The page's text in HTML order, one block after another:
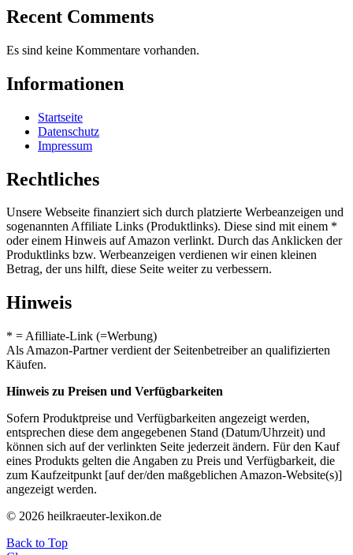
Recent Comments
Es sind keine Kommentare vorhanden.
Informationen
Startseite
Datenschutz
Impressum
Rechtliches
Unsere Webseite finanziert sich durch platzierte Werbeanzeigen und
sogenannten Affiliate Links (Produktlinks). Diese sind mit einem *
oder einem Hinweis auf Amazon verlinkt. Durch das Anklicken der
Produktlinks bzw. Werbeanzeigen verdienen wir einen kleinen
Betrag, der uns hilft, diese Seite weiter zu verbessern.
Hinweis
* = Afilliate-Link (=Werbung)
Als Amazon-Partner verdient der Seitenbetreiber an qualifizierten
Käufen.
Hinweis zu Preisen und Verfügbarkeiten
Sofern Produktpreise und Verfügbarkeiten angezeigt werden,
entsprechen diese dem angegebenen Stand (Datum/Uhrzeit) und
können sich auf der verlinkten Seite jederzeit ändern. Für den Kauf
eines Produkts gelten die Angaben zu Preis und Verfügbarkeit, die
zum Kaufzeitpunkt [auf der/den maßgeblichen Amazon-Website(s)]
angezeigt werden.
© 2026 heilkraeuter-lexikon.de
Back to Top